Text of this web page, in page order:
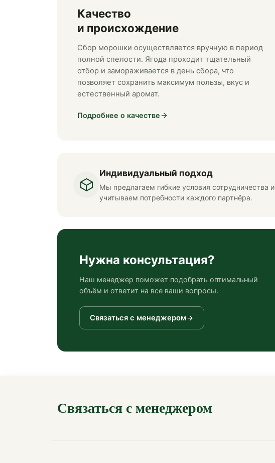
Качество
и происхождение
Сбор морошки осуществляется вручную в период
полной спелости. Ягода проходит тщательный
отбор и замораживается в день сбора, что
позволяет сохранить максимум пользы, вкус и
естественный аромат.
Подробнее о качестве
Индивидуальный подход
Мы предлагаем гибкие условия сотрудничества и
учитываем потребности каждого партнёра.
Нужна консультация?
Наш менеджер поможет подобрать оптимальный
объём и ответит на все ваши вопросы.
Связаться с менеджером
Связаться с менеджером